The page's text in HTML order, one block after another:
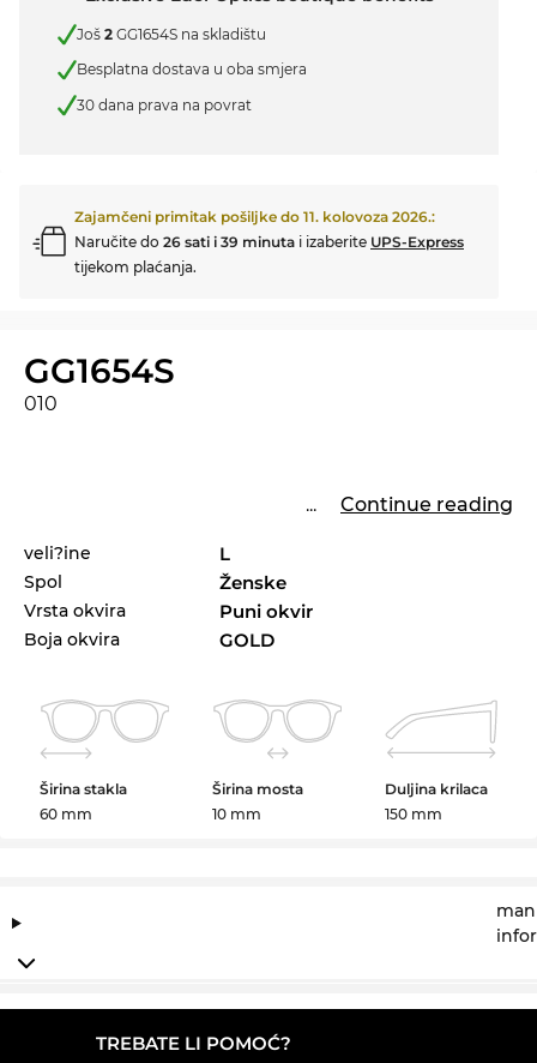
Još 2 GG1654S na skladištu
Besplatna dostava u oba smjera
30 dana prava na povrat
Zajamčeni primitak pošiljke do 11. kolovoza 2026.:
Naručite do 26 sati i 39 minuta i izaberite UPS-Express
tijekom plaćanja.
GG1654S
010
... Continue reading
veli?ine L
Spol Ženske
Vrsta okvira Puni okvir
Boja okvira GOLD
Širina stakla
60 mm
Širina mosta
10 mm
Duljina krilaca
150 mm
TREBATE LI POMOĆ?